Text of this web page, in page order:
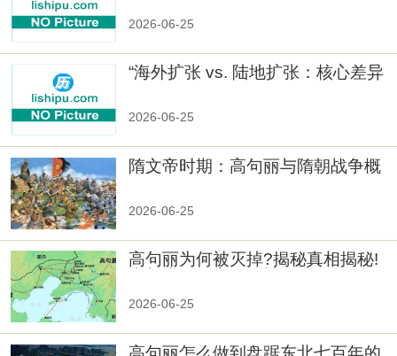
2026-06-25
“海外扩张 vs. 陆地扩张：核心差异
2026-06-25
隋文帝时期：高句丽与隋朝战争概
2026-06-25
高句丽为何被灭掉?揭秘真相揭秘!
2026-06-25